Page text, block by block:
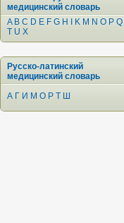
медицинский словарь
A B C D E F G H K M N O P Q
T U X
Русско-латинский
медицинский словарь
А Г И М О Р Т Ш